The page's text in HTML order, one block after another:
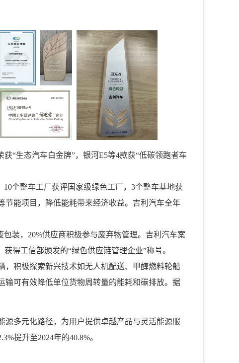
“生态汽车白金牌”，银河E5等4款获“低碳领跑者车
个整车工厂获评国家级绿色工厂，3个整车基地获
能项目，降低能耗带来经济收益。吉利汽车全年
装，20%供应商积极参与废弃物管理。吉利汽车案
得工信部颁发的“绿色供应链管理企业”称号。
积极探索新兴技术如无人机配送、甲醇燃料轮船
可有效降低单位货物周转量的能耗和碳排放。据
多元化路径，为用户提供卓越产品与灵活能源服
提升至2024年的40.8%。